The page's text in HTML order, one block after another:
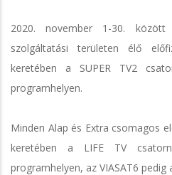
2020. november 1-30. között
szolgáltatási területen élő
keretében a SUPER TV2
programhelyen.
Minden Alap és Extra csomagos
keretében a LIFE TV
programhelyen, az VIASAT6 pedig